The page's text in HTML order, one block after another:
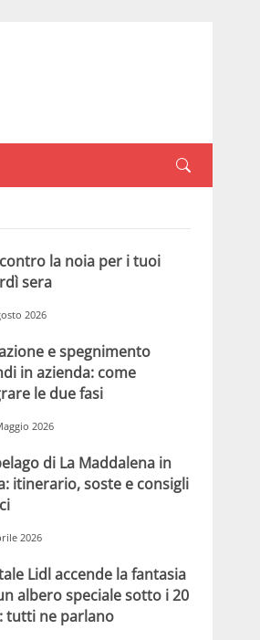
la noia per i tuoi
sera
2026
e spegnimento
in azienda: come
le due fasi
2026
di La Maddalena in
itinerario, soste e consigli
2026
Lidl accende la fantasia
albero speciale sotto i 20
tutti ne parlano